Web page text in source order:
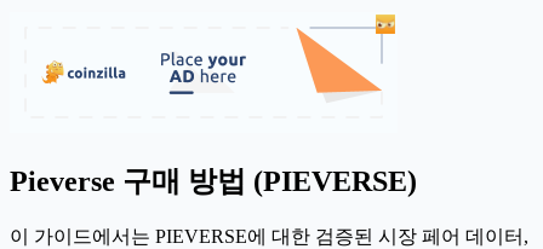
Pieverse 구매 방법 (PIEVERSE)
이 가이드에서는 PIEVERSE에 대한 검증된 시장 페어 데이터,